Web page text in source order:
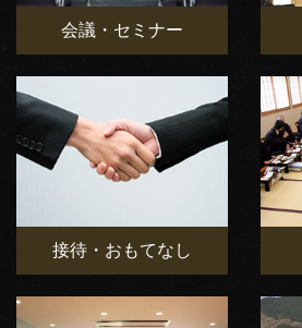
会議・セミナー
接待・おもてなし